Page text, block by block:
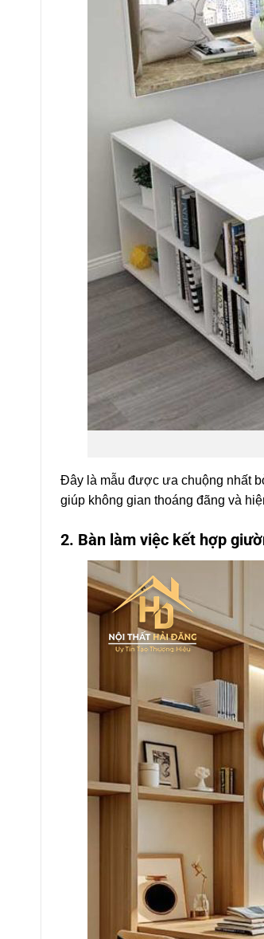
Đây là mẫu được ưa chuộng nhất
giúp không gian thoáng đãng và
2. Bàn làm việc kết hợp